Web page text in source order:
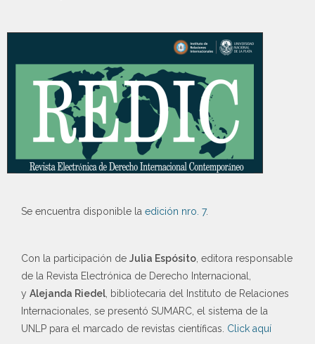
Se encuentra disponible la edición nro. 7.
Con la participación de Julia Espósito , editora responsable
de la Revista Electrónica de Derecho Internacional,
y Alejanda Riedel , bibliotecaria del Instituto de Relaciones
Internacionales, se presentó SUMARC, el sistema de la
UNLP para el marcado de revistas científicas. Click aquí